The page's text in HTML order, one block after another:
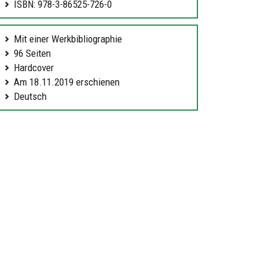
ISBN: 978-3-86525-726-0
Mit einer Werkbibliographie
96 Seiten
Hardcover
Am 18.11.2019 erschienen
Deutsch